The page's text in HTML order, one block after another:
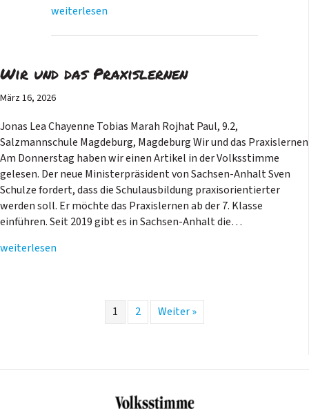
weiterlesen
Wir und das Praxislernen
März 16, 2026
Jonas Lea Chayenne Tobias Marah Rojhat Paul, 9.2,
Salzmannschule Magdeburg, Magdeburg Wir und das Praxislernen
Am Donnerstag haben wir einen Artikel in der Volksstimme
gelesen. Der neue Ministerpräsident von Sachsen-Anhalt Sven
Schulze fordert, dass die Schulausbildung praxisorientierter
werden soll. Er möchte das Praxislernen ab der 7. Klasse
einführen. Seit 2019 gibt es in Sachsen-Anhalt die…
weiterlesen
1 2 Weiter »